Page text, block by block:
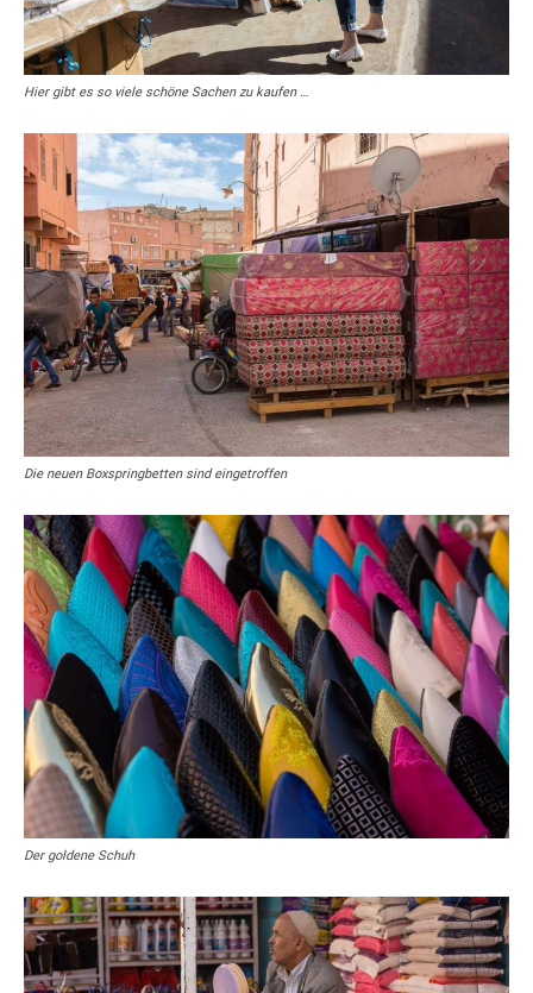
Hier gibt es so viele schöne Sachen zu kaufen …
Die neuen Boxspringbetten sind eingetroffen
Der goldene Schuh